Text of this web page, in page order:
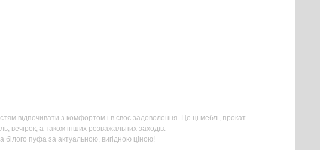
відпочивати з комфортом і в своє задоволення. Це ці меблі, прокат
вечірок, а також інших розважальних заходів.
пуфа за актуальною, вигідною ціною!